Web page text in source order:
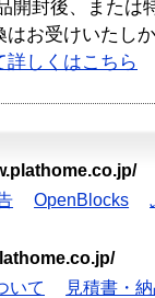
開封後、または
はお受けいたし
詳しくはこちら
OpenBlocks
いて
見積書・